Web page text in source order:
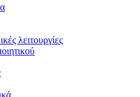
λειτουργίες